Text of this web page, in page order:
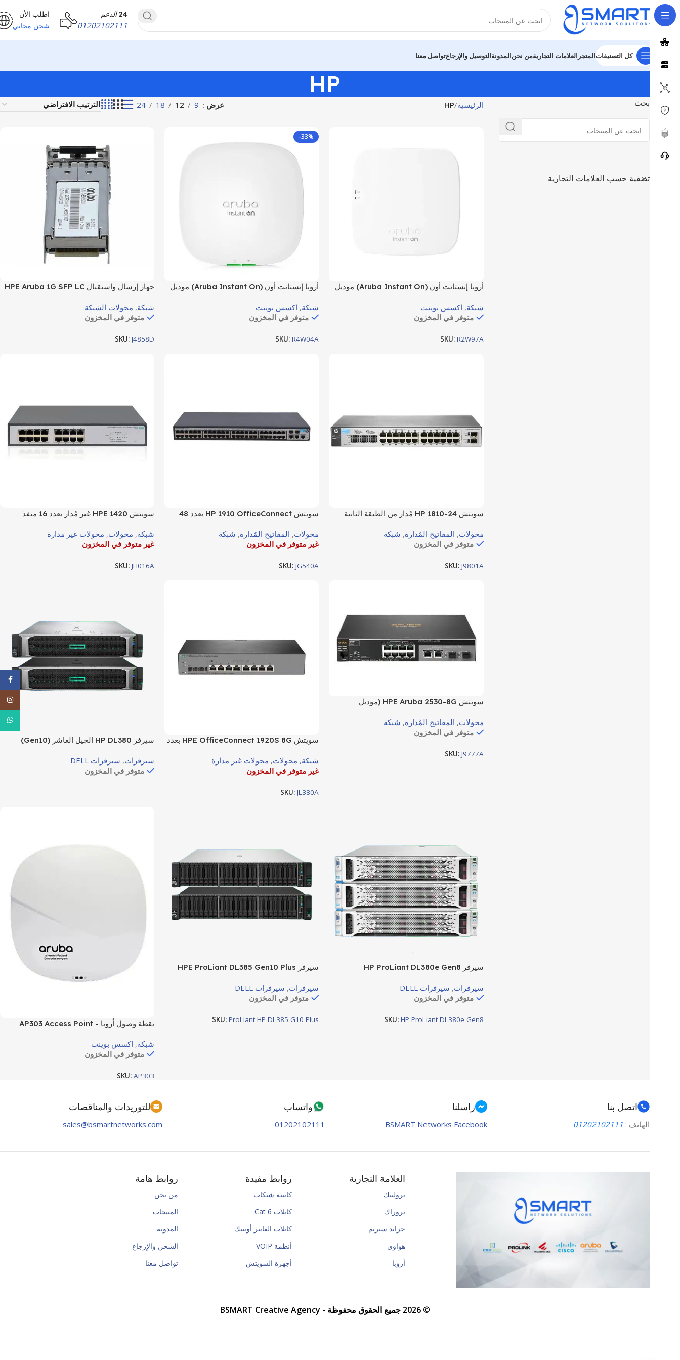
24 الدعم
01202102111
اطلب الأن
شحن مجاني
كل التصنيفاتالمتجر العلامات التجاريةمن نحنالمدونةالتوصيل والإرجاعتواصل معنا
HP
بحث
تصفية حسب العلامات التجارية
الرئيسية HP عرض 9
12
18
24
أروبا إنستانت أون (Aruba Instant On) موديل
وتكوين هوائي 2×2.
شبكة, اكسس بوينت
متوفر في المخزون
SKU: R2W97A
-33%
أروبا إنستانت أون (Aruba Instant On) موديل
Wi-Fi 6 المتطور، موحدة النطاق المزدوج
شبكة, اكسس بوينت
متوفر في المخزون
SKU:R4W04A
جهاز إرسال واستقبال HPE Aruba 1G SFP LC
1000Base-SX للألياف الضوئية متعددة الأنماط
شبكة, محولات الشبكة
متوفر في المخزون
SKU:J4858D
سويتش HP 1810-24 مُدار من الطبقة الثانية
منفذي Gigabit/SFP للربط عالي السرعة –
موديل J9801A
محولات, المفاتيح المُدارة, شبكة
متوفر في المخزون
SKU: J9801A
سويتش HP 1910 OfficeConnect بعدد 48
محولات, المفاتيح المُدارة, شبكة
غير متوفر في المخزون
SKU:JG540A
سويتش HPE 1420 غير مُدار بعدد 16 منفذ
شبكة, محولات, محولات غير مدارة
غير متوفر في المخزون
SKU:JH016A
سويتش HPE Aruba 2530-8G (موديل
محولات, المفاتيح المُدارة, شبكة
متوفر في المخزون
SKU: J9777A
سويتش HPE OfficeConnect 1920S 8G بعدد
حلول الشبكات المكتبية غير المعقدة والمناسبة
للشركات الصغيرة والمتوسطة.
شبكة, محولات, محولات غير مدارة
غير متوفر في المخزون
SKU:JL380A
سيرفر HP DL380 الجيل العاشر (Gen10)
سيرفرات, سيرفرات DELL
متوفر في المخزون
سيرفر HP ProLiant DL380e Gen8
سيرفرات, سيرفرات DELL
متوفر في المخزون
SKU: HP ProLiant DL380e Gen8
سيرفر HPE ProLiant DL385 Gen10 Plus
سيرفرات, سيرفرات DELL
متوفر في المخزون
SKU:ProLiant HP DL385 G10 Plus
نقطة وصول أروبا AP303 Access Point -
شبكة, اكسس بوينت
متوفر في المخزون
SKU:AP303
اتصل بنا
الهاتف : 01202102111
راسلنا
BSMART Networks Facebook
واتساب
01202102111
للتوريدات والمناقصات
sales@bsmartnetworks.com
العلامة التجارية
برولينك
بروراك
جراند ستريم
هواوي
أروبا
روابط مفيدة
كابينة شبكات
كابلات Cat 6
كابلات الفايبر أوبتيك
أنظمة VOIP
أجهزة السويتش
روابط هامة
من نحن
المنتجات
المدونة
الشحن والإرجاع
تواصل معنا
© 2026 جميع الحقوق محفوظة - BSMART Creative Agency